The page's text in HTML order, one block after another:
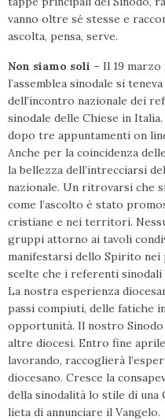
vanno oltre sé stesse e
ascolta, pensa, serve.
Non siamo soli – Il 19
l’assemblea sinodale si
dell’incontro nazionale dei
sinodale delle Chiese in
dopo tre appuntamenti on
Anche per la coincidenza
la bellezza dell’intrecciarsi
nazionale. Un ritrovarsi che
come l’ascolto è stato
cristiane e nei territori.
gruppi attorno ai tavoli
manifestarsi dello Spirito nei
scelte che i referenti
La nostra esperienza
passi compiuti, delle fatiche
opportunità. Il nostro
altre diocesi. Entro fine
lavorando, raccoglierà
diocesano. Cresce la
della sinodalità lo stile di una
lieta di annunciare il Vangelo.